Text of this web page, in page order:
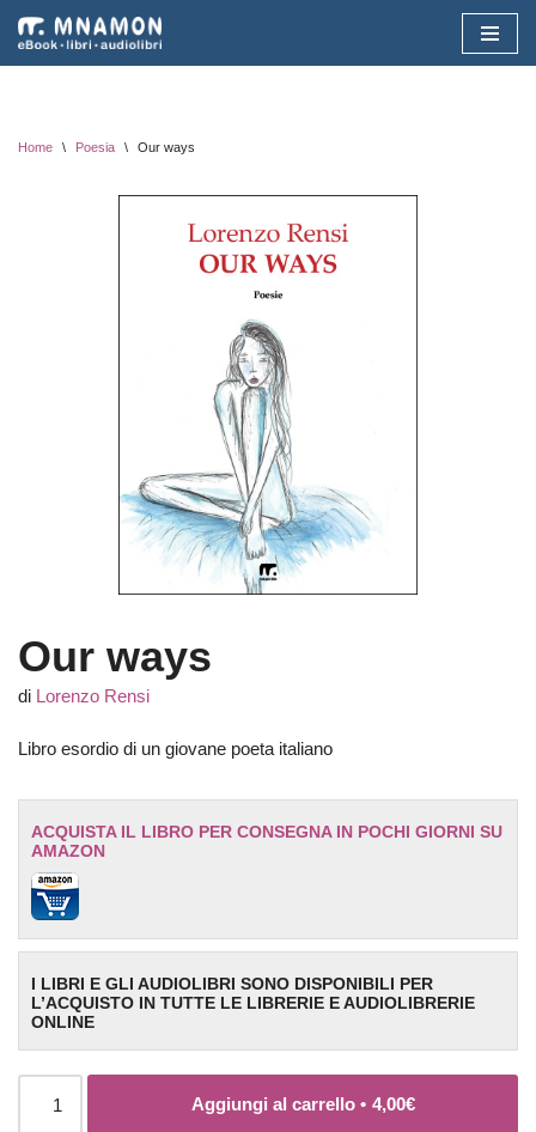
Vai
Home \ Poesia \ Our ways
Our ways
di Lorenzo Rensi
Libro esordio di un giovane poeta italiano
ACQUISTA IL LIBRO PER CONSEGNA IN POCHI GIORNI SU
AMAZON
I LIBRI E GLI AUDIOLIBRI SONO DISPONIBILI PER
L’ACQUISTO IN TUTTE LE LIBRERIE E AUDIOLIBRERIE
ONLINE
Aggiungi al carrello • 4,00€